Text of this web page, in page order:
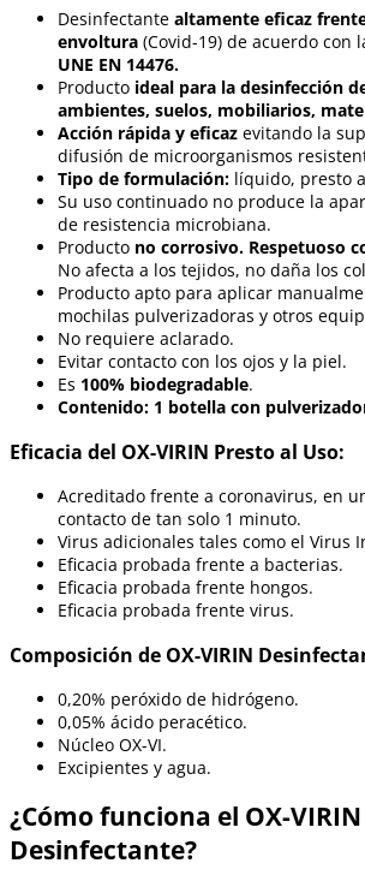
Desinfectante altamente eficaz
envoltura (Covid-19) de acuerdo con
UNE EN 14476.
Producto ideal para la desinfección
ambientes, suelos, mobiliarios,
Acción rápida y eficaz evitando la
difusión de microorganismos
Tipo de formulación: líquido, presto
Su uso continuado no produce la
de resistencia microbiana.
Producto no corrosivo. Respetuoso
No afecta a los tejidos, no daña los
Producto apto para aplicar
mochilas pulverizadoras y otros
No requiere aclarado.
Evitar contacto con los ojos y la piel.
Es 100% biodegradable.
Contenido: 1 botella con
Eficacia del OX-VIRIN Presto al Uso:
Acreditado frente a coronavirus, en
contacto de tan solo 1 minuto.
Virus adicionales tales como el Virus
Eficacia probada frente a bacterias.
Eficacia probada frente hongos.
Eficacia probada frente virus.
Composición de OX-VIRIN
0,20% peróxido de hidrógeno.
0,05% ácido peracético.
Núcleo OX-VI.
Excipientes y agua.
¿Cómo funciona el OX-VIRIN
Desinfectante?